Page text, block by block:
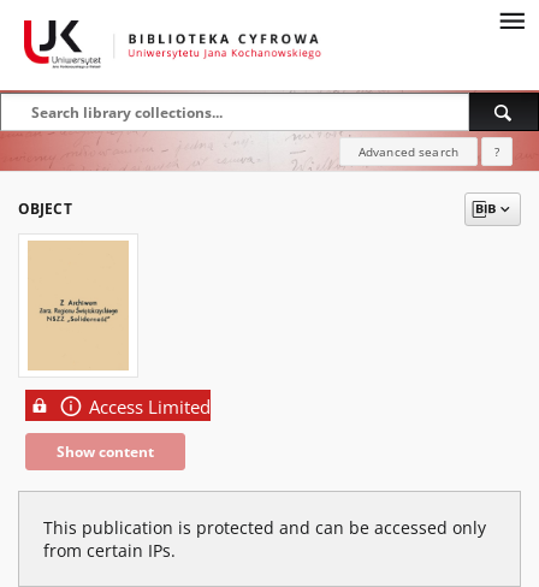
Advanced search ?
OBJECT
Access Limited
Show content
This publication is protected and can be accessed only
from certain IPs.